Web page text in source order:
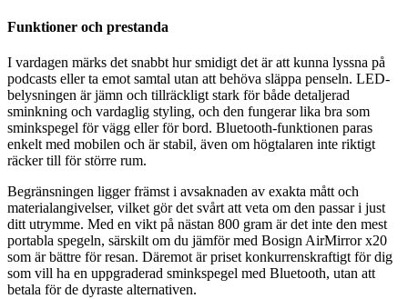
Funktioner och prestanda
I vardagen märks det snabbt hur smidigt det är att kunna lyssna på
podcasts eller ta emot samtal utan att behöva släppa penseln. LED-
belysningen är jämn och tillräckligt stark för både detaljerad
sminkning och vardaglig styling, och den fungerar lika bra som
sminkspegel för vägg eller för bord. Bluetooth-funktionen paras
enkelt med mobilen och är stabil, även om högtalaren inte riktigt
räcker till för större rum.
Begränsningen ligger främst i avsaknaden av exakta mått och
materialangivelser, vilket gör det svårt att veta om den passar i just
ditt utrymme. Med en vikt på nästan 800 gram är det inte den mest
portabla spegeln, särskilt om du jämför med Bosign AirMirror x20
som är bättre för resan. Däremot är priset konkurrenskraftigt för dig
som vill ha en uppgraderad sminkspegel med Bluetooth, utan att
betala för de dyraste alternativen.